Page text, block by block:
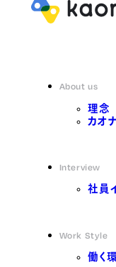
About us
理念
カオ
Interview
社員
Work Style
働く